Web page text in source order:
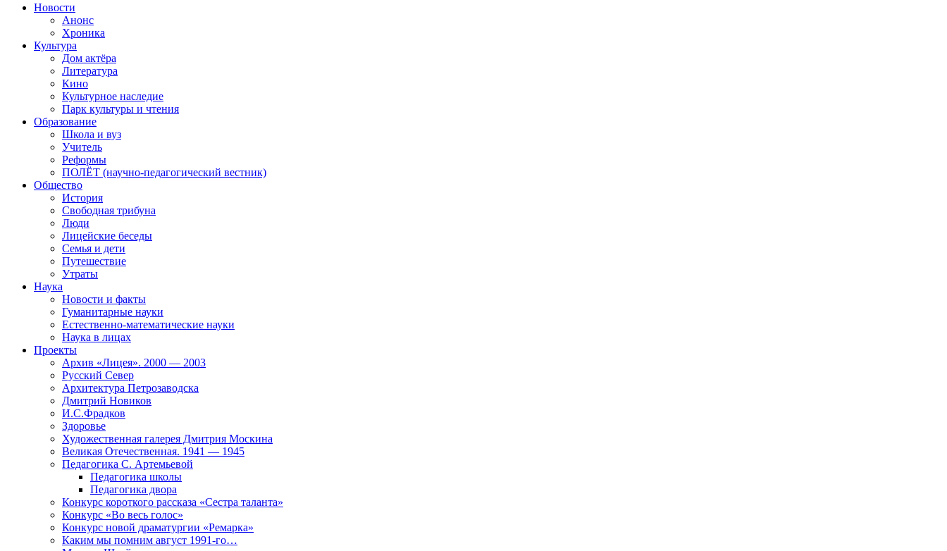
Новости
Анонс
Хроника
Культура
Дом актёра
Литература
Кино
Культурное наследие
Парк культуры и чтения
Образование
Школа и вуз
Учитель
Реформы
ПОЛЁТ (научно-педагогический вестник)
Общество
История
Свободная трибуна
Люди
Лицейские беседы
Семья и дети
Путешествие
Утраты
Наука
Новости и факты
Гуманитарные науки
Естественно-математические науки
Наука в лицах
Проекты
Архив «Лицея». 2000 — 2003
Русский Север
Архитектура Петрозаводска
Дмитрий Новиков
И.С.Фрадков
Здоровье
Художественная галерея Дмитрия Москина
Великая Отечественная. 1941 — 1945
Педагогика С. Артемьевой
Педагогика школы
Педагогика двора
Конкурс короткого рассказа «Сестра таланта»
Конкурс «Во весь голос»
Конкурс новой драматургии «Ремарка»
Каким мы помним август 1991-го…